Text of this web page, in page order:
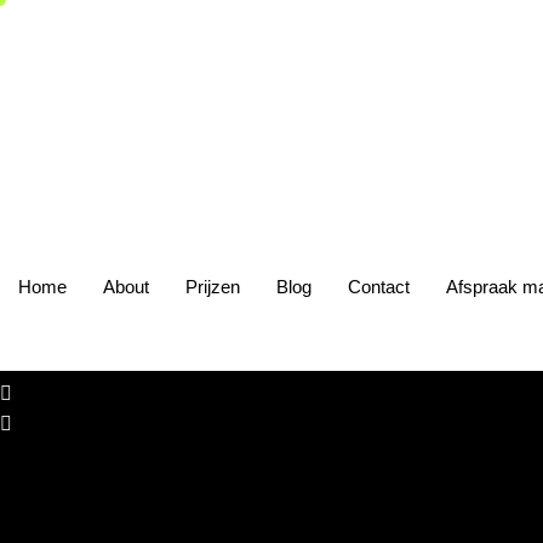
Home About Prijzen Blog Contact Afspraak